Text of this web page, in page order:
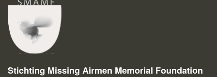
Stichting Missing Airmen Memorial Foundation